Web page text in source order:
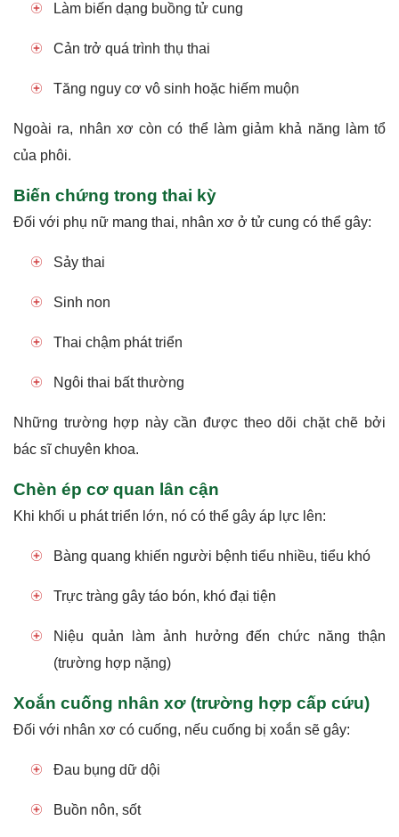
Làm biến dạng buồng tử cung
Cản trở quá trình thụ thai
Tăng nguy cơ vô sinh hoặc hiếm muộn
Ngoài ra, nhân xơ còn có thể làm giảm khả năng làm tổ
của phôi.
Biến chứng trong thai kỳ
Đối với phụ nữ mang thai, nhân xơ ở tử cung có thể gây:
Sảy thai
Sinh non
Thai chậm phát triển
Ngôi thai bất thường
Những trường hợp này cần được theo dõi chặt chẽ bởi
bác sĩ chuyên khoa.
Chèn ép cơ quan lân cận
Khi khối u phát triển lớn, nó có thể gây áp lực lên:
Bàng quang khiến người bệnh tiểu nhiều, tiểu khó
Trực tràng gây táo bón, khó đại tiện
Niệu quản làm ảnh hưởng đến chức năng thận
(trường hợp nặng)
Xoắn cuống nhân xơ (trường hợp cấp cứu)
Đối với nhân xơ có cuống, nếu cuống bị xoắn sẽ gây:
Đau bụng dữ dội
Buồn nôn, sốt